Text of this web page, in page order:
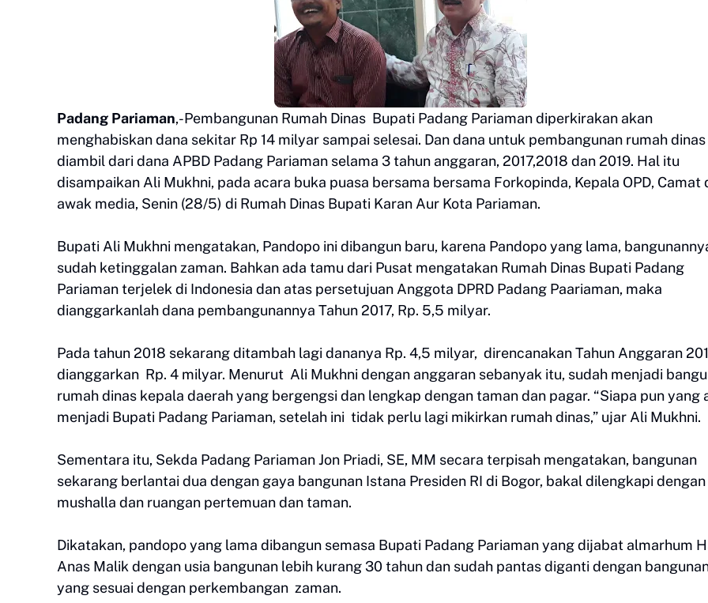
Padang Pariaman,-Pembangunan Rumah Dinas Bupati Padang Pariaman diperkirakan akan
menghabiskan dana sekitar Rp 14 milyar sampai selesai. Dan dana untuk pembangunan rumah
diambil dari dana APBD Padang Pariaman selama 3 tahun anggaran, 2017,2018 dan 2019. Hal itu
disampaikan Ali Mukhni, pada acara buka puasa bersama bersama Forkopinda, Kepala OPD, Camat
awak media, Senin (28/5) di Rumah Dinas Bupati Karan Aur Kota Pariaman.
Bupati Ali Mukhni mengatakan, Pandopo ini dibangun baru, karena Pandopo yang lama,
sudah ketinggalan zaman. Bahkan ada tamu dari Pusat mengatakan Rumah Dinas Bupati Padang
Pariaman terjelek di Indonesia dan atas persetujuan Anggota DPRD Padang Paariaman, maka
dianggarkanlah dana pembangunannya Tahun 2017, Rp. 5,5 milyar.
Pada tahun 2018 sekarang ditambah lagi dananya Rp. 4,5 milyar, direncanakan Tahun Anggaran
dianggarkan Rp. 4 milyar. Menurut Ali Mukhni dengan anggaran sebanyak itu, sudah menjadi
rumah dinas kepala daerah yang bergengsi dan lengkap dengan taman dan pagar. “Siapa pun yang
menjadi Bupati Padang Pariaman, setelah ini tidak perlu lagi mikirkan rumah dinas,” ujar Ali Mukhni.
Sementara itu, Sekda Padang Pariaman Jon Priadi, SE, MM secara terpisah mengatakan, bangunan
sekarang berlantai dua dengan gaya bangunan Istana Presiden RI di Bogor, bakal dilengkapi dengan
mushalla dan ruangan pertemuan dan taman.
Dikatakan, pandopo yang lama dibangun semasa Bupati Padang Pariaman yang dijabat almarhum
Anas Malik dengan usia bangunan lebih kurang 30 tahun dan sudah pantas diganti dengan
yang sesuai dengan perkembangan zaman.